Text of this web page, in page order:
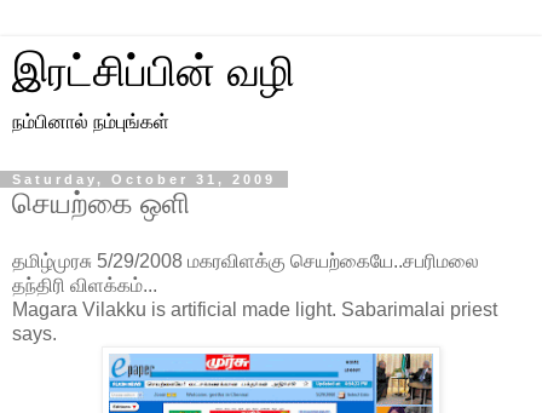
இரட்சிப்பின் வழி
நம்பினால் நம்புங்கள்
Saturday, October 31, 2009
செயற்கை ஒளி
தமிழ்முரசு 5/29/2008 மகரவிளக்கு செயற்கையே..சபரிமலை
தந்திரி விளக்கம்...
Magara Vilakku is artificial made light. Sabarimalai priest
says.